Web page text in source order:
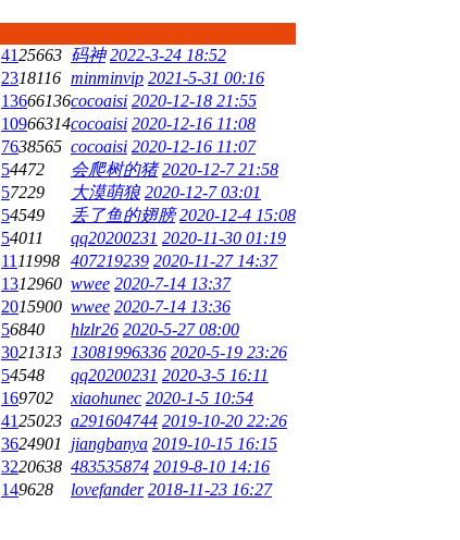
4125663 码神 2022-3-24 18:52
2318116 minminvip 2021-5-31 00:16
13666136cocoaisi 2020-12-18 21:55
10966314cocoaisi 2020-12-16 11:08
7638565 cocoaisi 2020-12-16 11:07
54472 会爬树的猪 2020-12-7 21:58
57229 大漠萌狼 2020-12-7 03:01
54549 丢了鱼的翅膀 2020-12-4 15:08
54011 qq20200231 2020-11-30 01:19
11 11998 407219239 2020-11-27 14:37
1312960 wwee 2020-7-14 13:37
2015900 wwee 2020-7-14 13:36
56840 hlzlr26 2020-5-27 08:00
3021313 13081996336 2020-5-19 23:26
54548 qq20200231 2020-3-5 16:11
169702 xiaohunec 2020-1-5 10:54
4125023 a291604744 2019-10-20 22:26
3624901 jiangbanya 2019-10-15 16:15
3220638 483535874 2019-8-10 14:16
149628 lovefander 2018-11-23 16:27